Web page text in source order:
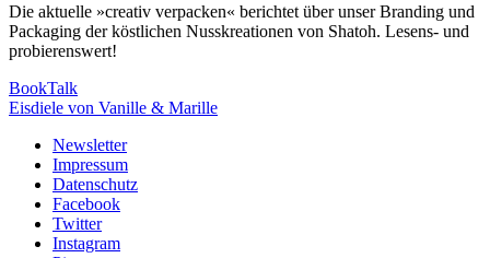
Die aktuelle »creativ verpacken« berichtet über unser Branding und
Packaging der köstlichen Nusskreationen von Shatoh. Lesens- und
probierenswert!
Beitragsnavigation
BookTalk
Eisdiele von Vanille & Marille
Newsletter
Impressum
Datenschutz
Facebook
Twitter
Instagram